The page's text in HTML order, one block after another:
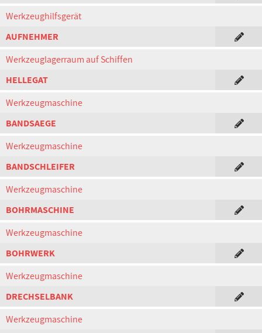
Werkzeughilfsgerät
AUFNEHMER
Werkzeuglagerraum auf Schiffen
HELLEGAT
Werkzeugmaschine
BANDSAEGE
Werkzeugmaschine
BANDSCHLEIFER
Werkzeugmaschine
BOHRMASCHINE
Werkzeugmaschine
BOHRWERK
Werkzeugmaschine
DRECHSELBANK
Werkzeugmaschine